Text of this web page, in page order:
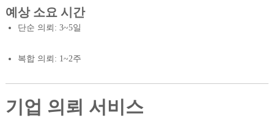
예상 소요 시간
단순 의뢰: 3~5일
복합 의뢰: 1~2주
기업 의뢰 서비스